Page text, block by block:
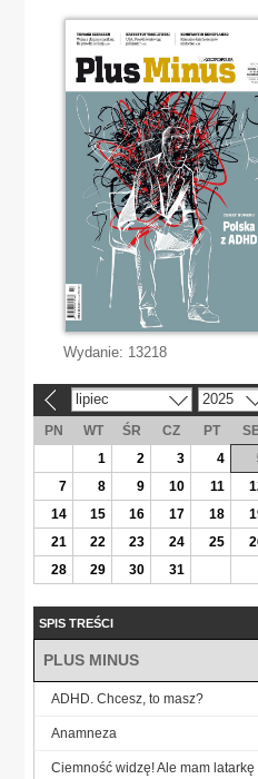
Wydanie: 13218
lipiec 2025
PN WT ŚR CZ PT
1
2 3 4
7
8 9 10 11
14
15 16 17 18
21
22 23 24 25
28
29 30 31
SPIS TREŚCI
PLUS MINUS
ADHD. Chcesz, to masz?
Anamneza
Ciemność widzę! Ale mam latarkę